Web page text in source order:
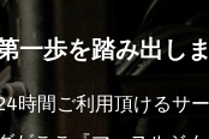
一歩を踏み出し
時間ご利用頂けるサ